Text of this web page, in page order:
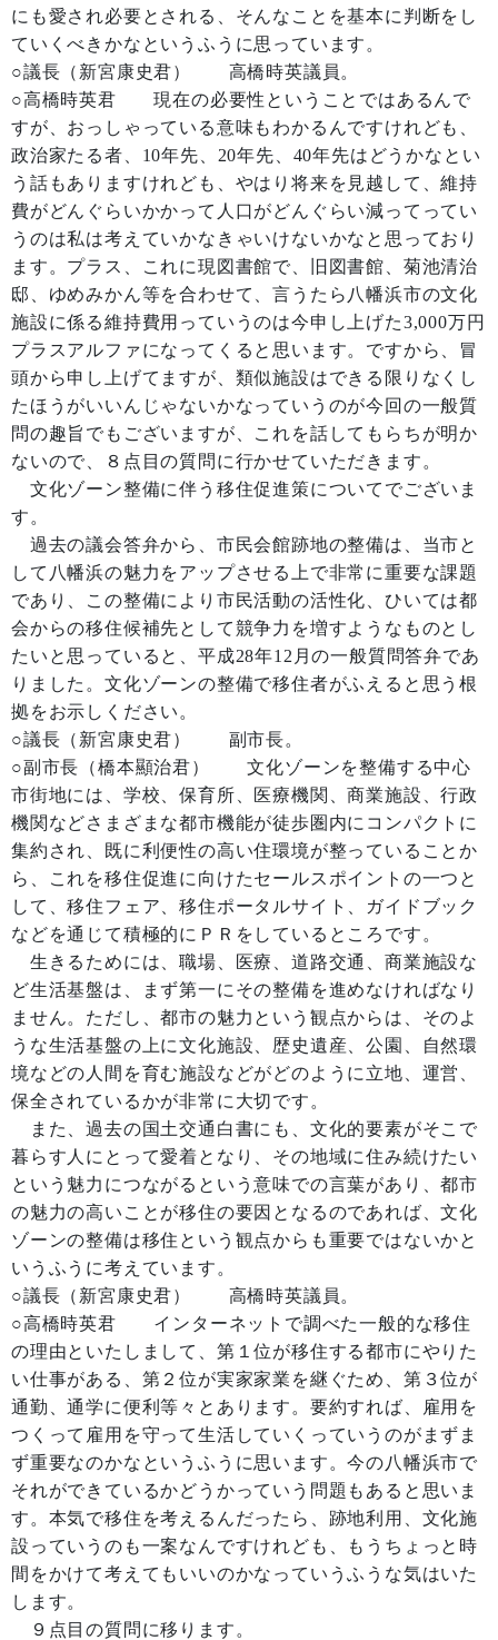
にも愛され必要とされる、そんなことを基本に判断をし
ていくべきかなというふうに思っています。
○議長（新宮康史君） 高橋時英議員。
○高橋時英君 現在の必要性ということではあるんで
すが、おっしゃっている意味もわかるんですけれども、
政治家たる者、10年先、20年先、40年先はどうかなとい
う話もありますけれども、やはり将来を見越して、維持
費がどんぐらいかかって人口がどんぐらい減ってってい
うのは私は考えていかなきゃいけないかなと思っており
ます。プラス、これに現図書館で、旧図書館、菊池清治
邸、ゆめみかん等を合わせて、言うたら八幡浜市の文化
施設に係る維持費用っていうのは今申し上げた3,000万円
プラスアルファになってくると思います。ですから、冒
頭から申し上げてますが、類似施設はできる限りなくし
たほうがいいんじゃないかなっていうのが今回の一般質
問の趣旨でもございますが、これを話してもらちが明か
ないので、８点目の質問に行かせていただきます。
文化ゾーン整備に伴う移住促進策についてでございま
す。
過去の議会答弁から、市民会館跡地の整備は、当市と
して八幡浜の魅力をアップさせる上で非常に重要な課題
であり、この整備により市民活動の活性化、ひいては都
会からの移住候補先として競争力を増すようなものとし
たいと思っていると、平成28年12月の一般質問答弁であ
りました。文化ゾーンの整備で移住者がふえると思う根
拠をお示しください。
○議長（新宮康史君） 副市長。
○副市長（橋本顯治君） 文化ゾーンを整備する中心
市街地には、学校、保育所、医療機関、商業施設、行政
機関などさまざまな都市機能が徒歩圏内にコンパクトに
集約され、既に利便性の高い住環境が整っていることか
ら、これを移住促進に向けたセールスポイントの一つと
して、移住フェア、移住ポータルサイト、ガイドブック
などを通じて積極的にＰＲをしているところです。
生きるためには、職場、医療、道路交通、商業施設な
ど生活基盤は、まず第一にその整備を進めなければなり
ません。ただし、都市の魅力という観点からは、そのよ
うな生活基盤の上に文化施設、歴史遺産、公園、自然環
境などの人間を育む施設などがどのように立地、運営、
保全されているかが非常に大切です。
また、過去の国土交通白書にも、文化的要素がそこで
暮らす人にとって愛着となり、その地域に住み続けたい
という魅力につながるという意味での言葉があり、都市
の魅力の高いことが移住の要因となるのであれば、文化
ゾーンの整備は移住という観点からも重要ではないかと
いうふうに考えています。
○議長（新宮康史君） 高橋時英議員。
○高橋時英君 インターネットで調べた一般的な移住
の理由といたしまして、第１位が移住する都市にやりた
い仕事がある、第２位が実家家業を継ぐため、第３位が
通勤、通学に便利等々とあります。要約すれば、雇用を
つくって雇用を守って生活していくっていうのがまずま
ず重要なのかなというふうに思います。今の八幡浜市で
それができているかどうかっていう問題もあると思いま
す。本気で移住を考えるんだったら、跡地利用、文化施
設っていうのも一案なんですけれども、もうちょっと時
間をかけて考えてもいいのかなっていうふうな気はいた
します。
９点目の質問に移ります。